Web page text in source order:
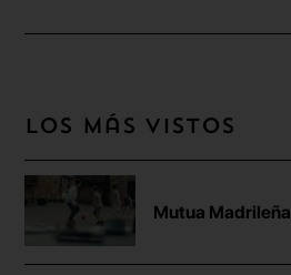
Los más vistos
Mutua Madrileña